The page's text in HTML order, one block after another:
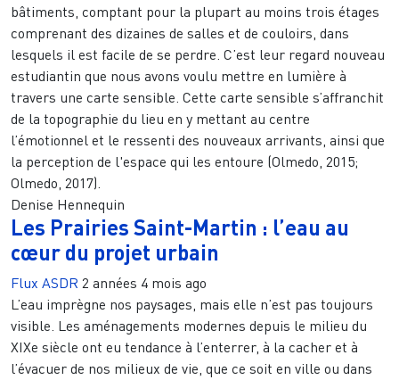
bâtiments, comptant pour la plupart au moins trois étages
comprenant des dizaines de salles et de couloirs, dans
lesquels il est facile de se perdre. C’est leur regard nouveau
estudiantin que nous avons voulu mettre en lumière à
travers une carte sensible. Cette carte sensible s’affranchit
de la topographie du lieu en y mettant au centre
l’émotionnel et le ressenti des nouveaux arrivants, ainsi que
la perception de l'espace qui les entoure (Olmedo, 2015;
Olmedo, 2017).
Denise Hennequin
Les Prairies Saint-Martin : l’eau au
cœur du projet urbain
Flux ASDR 2 années 4 mois ago
L’eau imprègne nos paysages, mais elle n’est pas toujours
visible. Les aménagements modernes depuis le milieu du
XIXe siècle ont eu tendance à l’enterrer, à la cacher et à
l’évacuer de nos milieux de vie, que ce soit en ville ou dans